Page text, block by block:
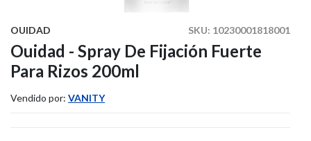
SKU: 10230001818001
OUIDAD
Ouidad - Spray De Fijación Fuerte
Para Rizos 200ml
Vendido por: VANITY